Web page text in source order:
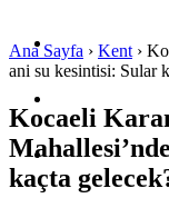
SPOR
SAĞLIK
Ana Sayfa › Kent ›
ani su kesintisi: Sular
Kocaeli
kaçta